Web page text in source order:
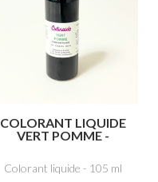
COLORANT LIQUIDE
VERT POMME -
Colorant liquide - 105 ml